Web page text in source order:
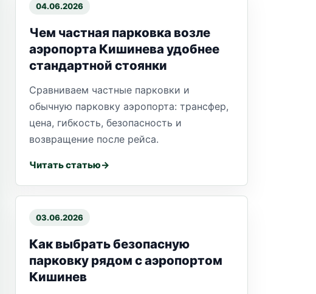
04.06.2026
Чем частная парковка возле
аэропорта Кишинева удобнее
стандартной стоянки
Сравниваем частные парковки и
обычную парковку аэропорта: трансфер,
цена, гибкость, безопасность и
возвращение после рейса.
Читать статью
03.06.2026
Как выбрать безопасную
парковку рядом с аэропортом
Кишинев